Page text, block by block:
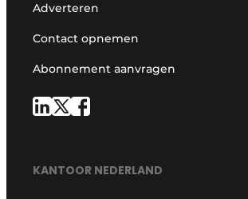
Adverteren
Contact opnemen
Abonnement aanvragen
KANTOOR NEDERLAND